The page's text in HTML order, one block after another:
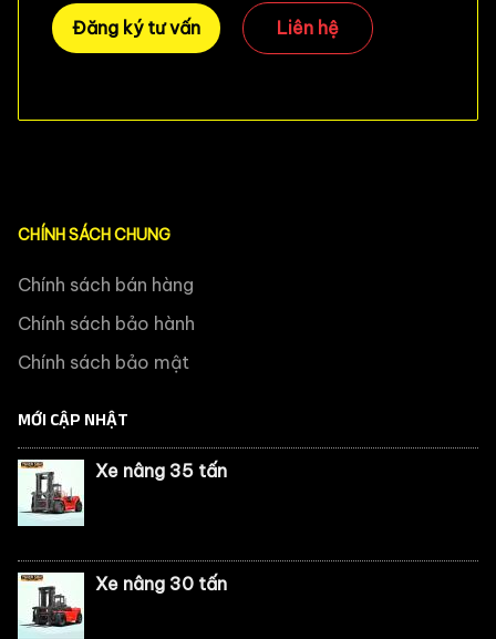
Đăng ký tư vấn Liên hệ
CHÍNH SÁCH CHUNG
Chính sách bán hàng
Chính sách bảo hành
Chính sách bảo mật
MỚI CẬP NHẬT
Xe nâng 35 tấn
Xe nâng 30 tấn